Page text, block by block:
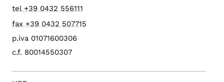
tel +39 0432 556111
fax +39 0432 507715
p.iva 01071600306
c.f. 80014550307